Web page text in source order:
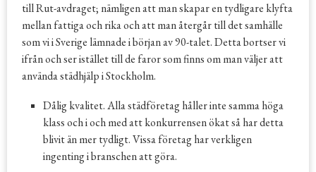
till Rut-avdraget; nämligen att man skapar en tydligare klyfta
mellan fattiga och rika och att man återgår till det samhälle
som vi i Sverige lämnade i början av 90-talet. Detta bortser vi
ifrån och ser istället till de faror som finns om man väljer att
använda städhjälp i Stockholm.
Dålig kvalitet. Alla städföretag håller inte samma höga
klass och i och med att konkurrensen ökat så har detta
blivit än mer tydligt. Vissa företag har verkligen
ingenting i branschen att göra.